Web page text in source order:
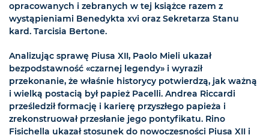
opracowanych i zebranych w tej książce razem z
wystąpieniami Benedykta xvi oraz Sekretarza Stanu
kard. Tarcisia Bertone.
Analizując sprawę Piusa XII, Paolo Mieli ukazał
bezpodstawność «czarnej legendy» i wyraził
przekonanie, że właśnie historycy potwierdzą, jak ważną
i wielką postacią był papież Pacelli. Andrea Riccardi
prześledził formację i karierę przyszłego papieża i
zrekonstruował przesłanie jego pontyfikatu. Rino
Fisichella ukazał stosunek do nowoczesności Piusa XII i